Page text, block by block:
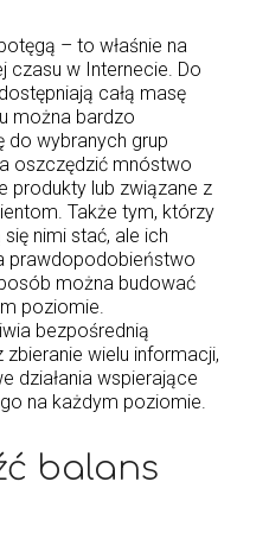
– to właśnie na
czasu w Internecie. Do
całą masę
można bardzo
do wybranych grup
oszczędzić mnóstwo
produkty lub związane z
Także tym, którzy
nimi stać, ale ich
prawdopodobieństwo
można budować
poziomie.
bezpośrednią
wielu informacji,
działania wspierające
na każdym poziomie.
balans